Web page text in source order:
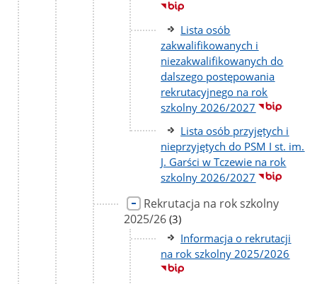
Lista osób
zakwalifikowanych i
niezakwalifikowanych do
dalszego postępowania
rekrutacyjnego na rok
szkolny 2026/2027
Lista osób przyjętych i
nieprzyjętych do PSM I st. im.
J. Garści w Tczewie na rok
szkolny 2026/2027
Rekrutacja na rok szkolny
2025/26 liczba
podstron
(3)
Informacja o rekrutacji
na rok szkolny 2025/2026